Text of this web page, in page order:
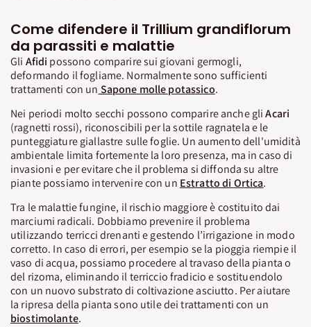
Come difendere il Trillium grandiflorum
da parassiti e malattie
Gli Afidi possono comparire sui giovani germogli,
deformando il fogliame. Normalmente sono sufficienti
trattamenti con un Sapone molle potassico.
Nei periodi molto secchi possono comparire anche gliAcari
(ragnetti rossi), riconoscibili per la sottile ragnatela e le
punteggiature giallastre sulle foglie. Un aumento dell'umidità
ambientale limita fortemente la loro presenza, ma in caso di
invasioni e per evitare che il problema si diffonda su altre
piante possiamo intervenire con un Estratto di Ortica.
Tra le malattie fungine, il rischio maggiore è costituito dai
marciumi radicali. Dobbiamo prevenire il problema
utilizzando terricci drenanti e gestendo l’irrigazione in modo
corretto. In caso di errori, per esempio se la pioggia riempie il
vaso di acqua, possiamo procedere al travaso della pianta o
del rizoma, eliminando il terriccio fradicio e sostituendolo
con un nuovo substrato di coltivazione asciutto. Per aiutare
la ripresa della pianta sono utile dei trattamenti con un
biostimolante.